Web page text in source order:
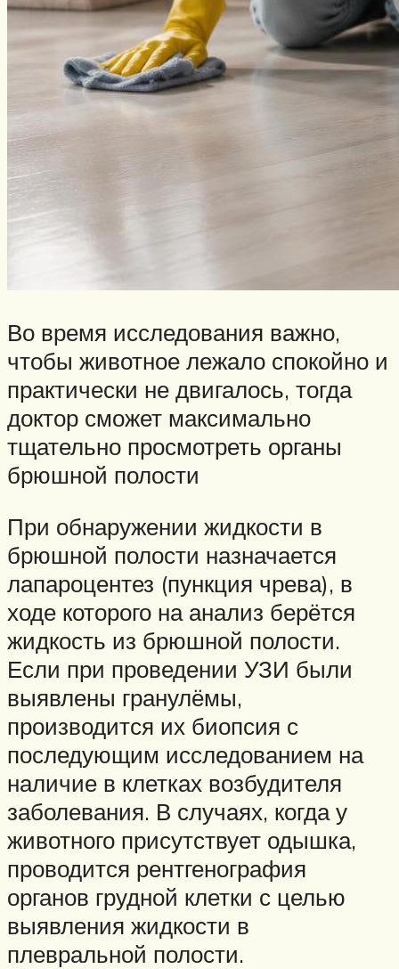
Во время исследования важно,
чтобы животное лежало спокойно и
практически не двигалось, тогда
доктор сможет максимально
тщательно просмотреть органы
брюшной полости
При обнаружении жидкости в
брюшной полости назначается
лапароцентез (пункция чрева), в
ходе которого на анализ берётся
жидкость из брюшной полости.
Если при проведении УЗИ были
выявлены гранулёмы,
производится их биопсия с
последующим исследованием на
наличие в клетках возбудителя
заболевания. В случаях, когда у
животного присутствует одышка,
проводится рентгенография
органов грудной клетки с целью
выявления жидкости в
плевральной полости.